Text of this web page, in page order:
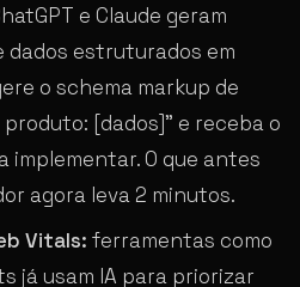
e Claude geram
dados estruturados em
o schema markup de
[dados]” e receba o
implementar. O que antes
agora leva 2 minutos.
Vitals: ferramentas como
já usam IA para priorizar